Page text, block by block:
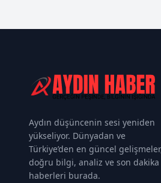
Aydın düşüncenin sesi yeniden
yükseliyor. Dünyadan ve
Türkiye’den en güncel
doğru bilgi, analiz ve son dakika
haberleri burada.